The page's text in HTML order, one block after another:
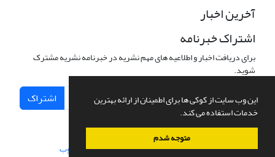
این وب سایت از کوکی ها برای اطمینان از ارائه بهترین
خدمات استفاده می کند.
متوجه شدم
آخرین اخبار
اشتراک خبرنامه
برای دریافت اخبار و اطلاعیه های مهم نشریه در خبرنامه نشریه مشترک
شوید.
اشتراک
سامانه مدیریت نشریات علمی.طراحی و پیاده سازی از سیناوب